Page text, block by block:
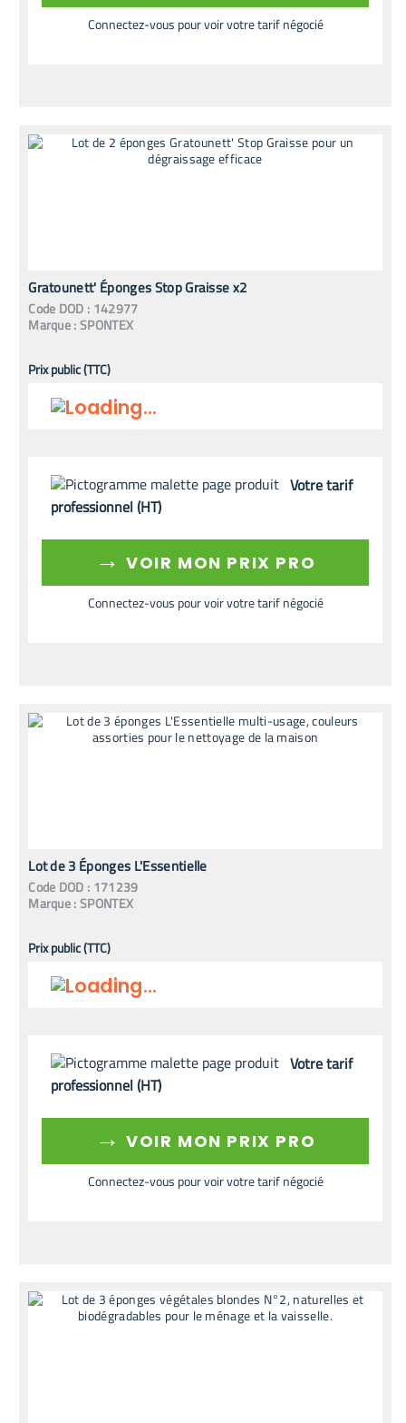
Connectez-vous pour voir votre tarif négocié
Gratounett' Éponges Stop Graisse x2
Code DOD : 142977
Marque :SPONTEX
Prix public (TTC)
Votre tarif
professionnel (HT)
→ VOIR MON PRIX PRO
Connectez-vous pour voir votre tarif négocié
Lot de 3 Éponges L'Essentielle
Code DOD : 171239
Marque :SPONTEX
Prix public (TTC)
Votre tarif
professionnel (HT)
→ VOIR MON PRIX PRO
Connectez-vous pour voir votre tarif négocié